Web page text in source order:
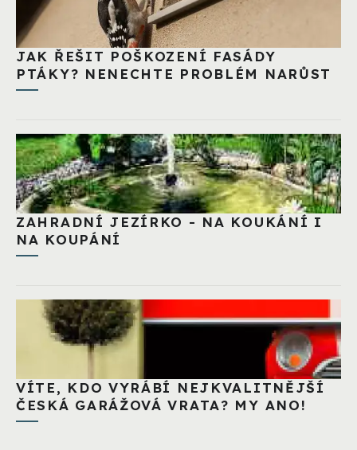
JAK ŘEŠIT POŠKOZENÍ FASÁDY
PTÁKY? NENECHTE PROBLÉM NARŮST
ZAHRADNÍ JEZÍRKO - NA KOUKÁNÍ I
NA KOUPÁNÍ
VÍTE, KDO VYRÁBÍ NEJKVALITNĚJŠÍ
ČESKÁ GARÁŽOVÁ VRATA? MY ANO!